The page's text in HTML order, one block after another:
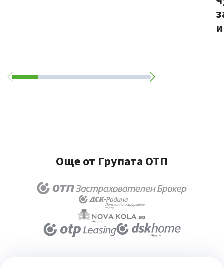
Още от Групата ОТП